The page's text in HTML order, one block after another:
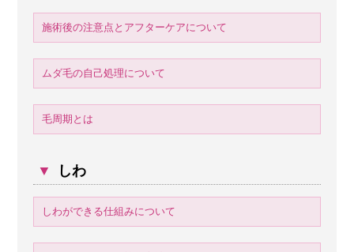
施術後の注意点とアフターケアについて
ムダ毛の自己処理について
毛周期とは
▼ しわ
しわができる仕組みについて